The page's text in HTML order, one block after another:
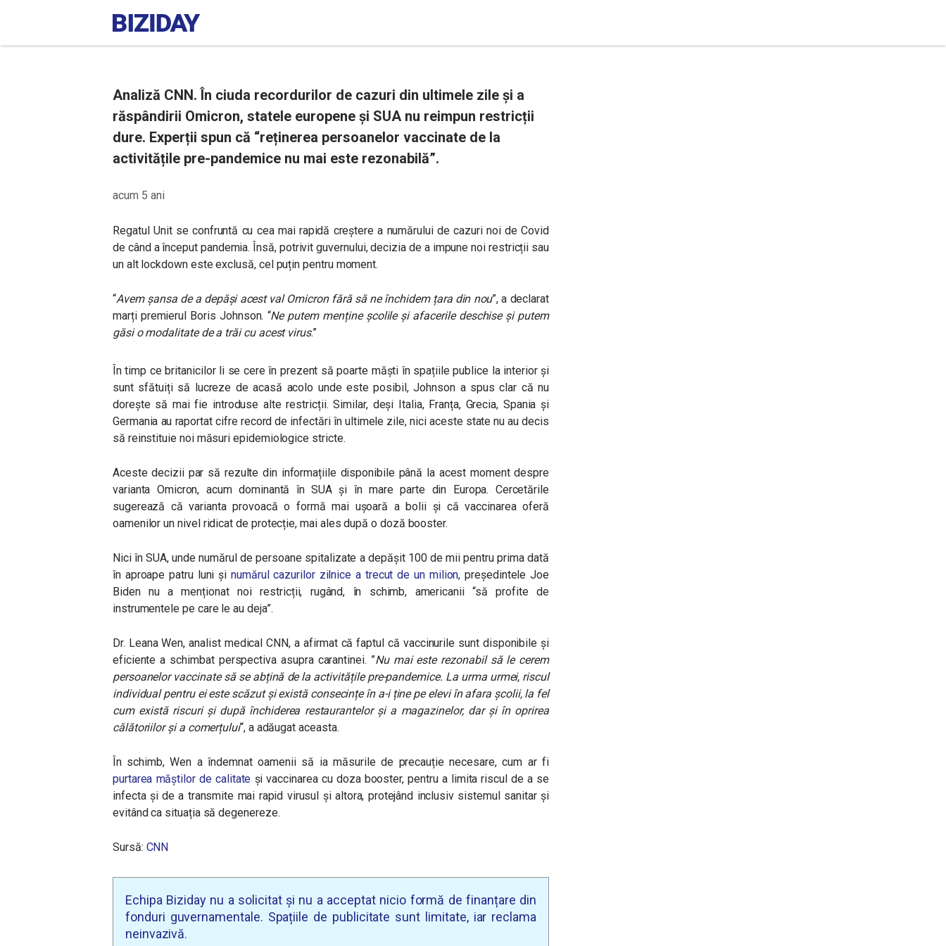
Analiză CNN. În ciuda recordurilor de cazuri din ultimele zile și a
răspândirii Omicron, statele europene și SUA nu reimpun restricții
dure. Experții spun că “reținerea persoanelor vaccinate de la
activitățile pre-pandemice nu mai este rezonabilă”.
acum 5 ani
Regatul Unit se confruntă cu cea mai rapidă creștere a numărului de cazuri noi de Covid
de când a început pandemia. Însă, potrivit guvernului, decizia de a impune noi restricții sau
un alt lockdown este exclusă, cel puțin pentru moment.
“Avem șansa de a depăși acest val Omicron fără să ne închidem țara din nou”, a declarat
marți premierul Boris Johnson. “Ne putem menține școlile și afacerile deschise și putem
găsi o modalitate de a trăi cu acest virus.”
În timp ce britanicilor li se cere în prezent să poarte măști în spațiile publice la interior și
sunt sfătuiți să lucreze de acasă acolo unde este posibil, Johnson a spus clar că nu
dorește să mai fie introduse alte restricții. Similar, deși Italia, Franța, Grecia, Spania și
Germania au raportat cifre record de infectări în ultimele zile, nici aceste state nu au decis
să reinstituie noi măsuri epidemiologice stricte.
Aceste decizii par să rezulte din informațiile disponibile până la acest moment despre
varianta Omicron, acum dominantă în SUA și în mare parte din Europa. Cercetările
sugerează că varianta provoacă o formă mai ușoară a bolii și că vaccinarea oferă
oamenilor un nivel ridicat de protecție, mai ales după o doză booster.
Nici în SUA, unde numărul de persoane spitalizate a depășit 100 de mii pentru prima dată
în aproape patru luni șinumărul cazurilor zilnice a trecut de un milion, președintele Joe
Biden nu a menționat noi restricții, rugând, în schimb, americanii “să profite de
instrumentele pe care le au deja”.
Dr. Leana Wen, analist medical CNN, a afirmat că faptul că vaccinurile sunt disponibile și
eficiente a schimbat perspectiva asupra carantinei. ”Nu mai este rezonabil să le cerem
persoanelor vaccinate să se abțină de la activitățile pre-pandemice. La urma urmei, riscul
individual pentru ei este scăzut și există consecințe în a-i ține pe elevi în afara școlii, la fel
cum există riscuri și după închiderea restaurantelor și a magazinelor, dar și în oprirea
călătoriilor și a comerțului“, a adăugat aceasta.
În schimb, Wen a îndemnat oamenii să ia măsurile de precauție necesare, cum ar fi
purtarea măștilor de calitate și vaccinarea cu doza booster, pentru a limita riscul de a se
infecta și de a transmite mai rapid virusul și altora, protejând inclusiv sistemul sanitar și
evitând ca situația să degenereze.
Sursă: CNN
Echipa Biziday nu a solicitat și nu a acceptat nicio formă de finanțare din
fonduri guvernamentale. Spațiile de publicitate sunt limitate, iar reclama
neinvazivă.